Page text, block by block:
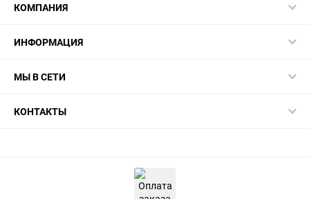
КОМПАНИЯ
ИНФОРМАЦИЯ
МЫ В СЕТИ
КОНТАКТЫ